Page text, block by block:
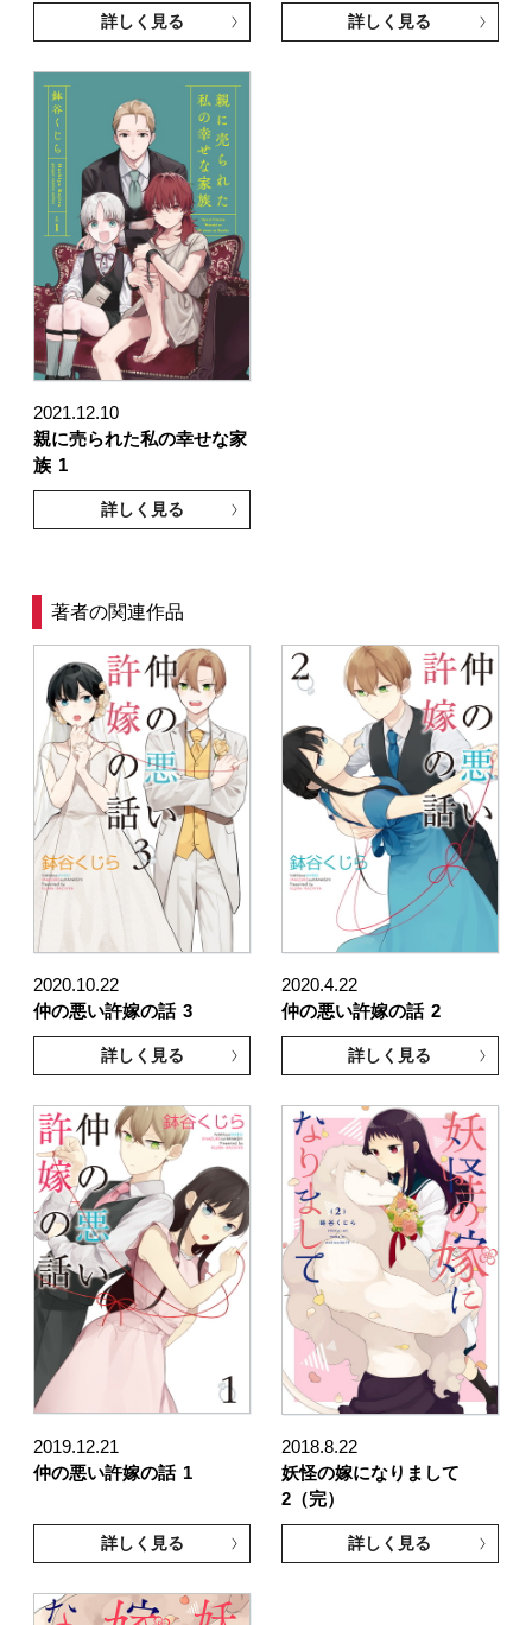
詳しく見る 詳しく見る
2021.12.10
親に売られた私の幸せな家
族 1
詳しく見る
著者の関連作品
2020.10.22
仲の悪い許嫁の話 3
詳しく見る
2020.4.22
仲の悪い許嫁の話 2
詳しく見る
2019.12.21
仲の悪い許嫁の話 1
詳しく見る
2018.8.22
妖怪の嫁になりまして
2（完）
詳しく見る